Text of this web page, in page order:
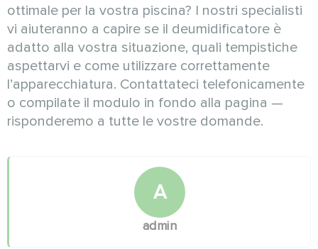
ottimale per la vostra piscina? I nostri specialisti
vi aiuteranno a capire se il deumidificatore è
adatto alla vostra situazione, quali tempistiche
aspettarvi e come utilizzare correttamente
l’apparecchiatura. Contattateci telefonicamente
o compilate il modulo in fondo alla pagina —
risponderemo a tutte le vostre domande.
A
admin